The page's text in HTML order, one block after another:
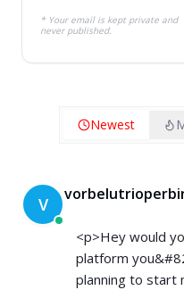
* Your email is kept private and
never published.
Newest
V
<p>Hey would
platform
planning to start